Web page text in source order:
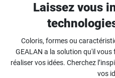
Laissez vous
Coloris, formes ou
GEALAN a la solution qu'il
réaliser vos idées. Cherchez
vos